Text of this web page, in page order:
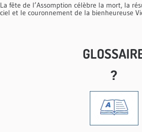
La fête de l’Assomption célèbre la mort, la
ciel et le couronnement de la bienheureuse
?